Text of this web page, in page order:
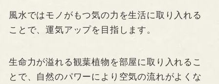
風水ではモノがもつ気の力を生活に取り入れる
ことで、運気アップを目指します。
生命力が溢れる観葉植物を部屋に取り入れるこ
とで、自然のパワーにより空気の流れがよくな